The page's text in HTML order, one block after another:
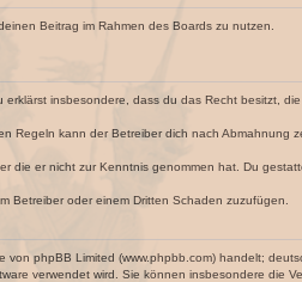
Beitrag im Rahmen des Boards zu nutzen.
insbesondere, dass du das Recht besitzt,
Regeln kann der Betreiber dich nach Abmahnung
er nicht zur Kenntnis genommen hat. Du
Betreiber oder einem Dritten Schaden zuzufügen.
von phpBB Limited (www.phpbb.com) handelt;
verwendet wird. Sie können insbesondere die